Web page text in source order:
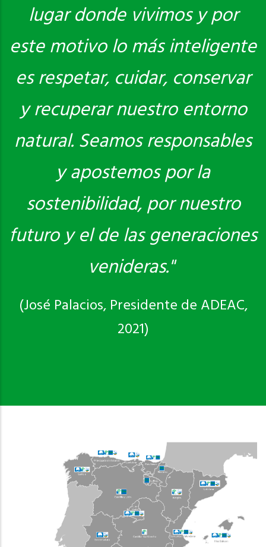
lugar donde vivimos y por
este motivo lo más inteligente
es respetar, cuidar, conservar
y recuperar nuestro entorno
natural. Seamos responsables
y apostemos por la
sostenibilidad, por nuestro
futuro y el de las generaciones
venideras."
(José Palacios, Presidente de ADEAC,
2021)